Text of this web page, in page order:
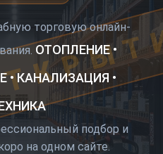
торговую онлайн-
ОТОПЛЕНИЕ •
КАНАЛИЗАЦИЯ •
подбор и
на одном сайте.